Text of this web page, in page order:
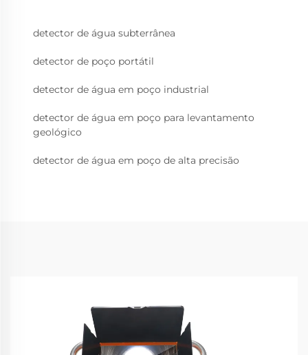
detector de água subterrânea
detector de poço portátil
detector de água em poço industrial
detector de água em poço para levantamento
geológico
detector de água em poço de alta precisão